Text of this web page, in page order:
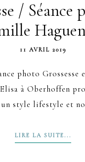
/ Séance
11 AVRIL 2019
photo Grossesse
à Oberhoffen
un style lifestyle et
LIRE LA SUITE...